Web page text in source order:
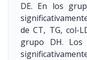
DE. En los
de CT, TG, col-
grupo DH.